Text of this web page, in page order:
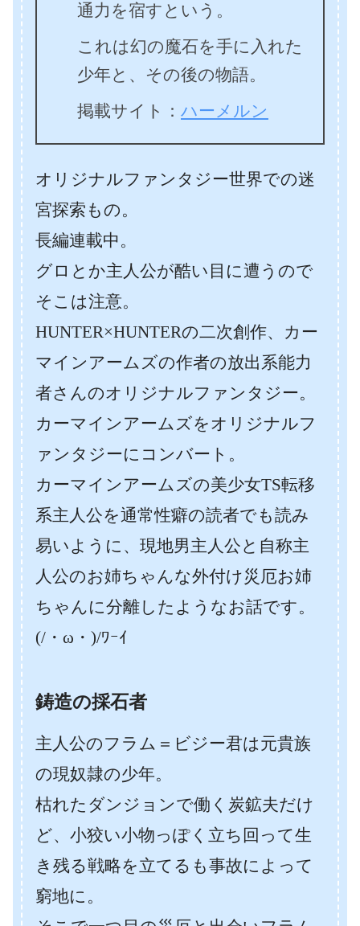
通力を宿すという。
これは幻の魔石を手に入れた
少年と、その後の物語。
掲載サイト： ハーメルン
オリジナルファンタジー世界での迷
宮探索もの。
長編連載中。
グロとか主人公が酷い目に遭うので
そこは注意。
HUNTER×HUNTERの二次創作、カー
マインアームズの作者の放出系能力
者さんのオリジナルファンタジー。
カーマインアームズをオリジナルフ
ァンタジーにコンバート。
カーマインアームズの美少女TS転移
系主人公を通常性癖の読者でも読み
易いように、現地男主人公と自称主
人公のお姉ちゃんな外付け災厄お姉
ちゃんに分離したようなお話です。
(/・ω・)/ﾜｰｲ
鋳造の採石者
主人公のフラム＝ビジー君は元貴族
の現奴隷の少年。
枯れたダンジョンで働く炭鉱夫だけ
ど、小狡い小物っぽく立ち回って生
き残る戦略を立てるも事故によって
窮地に。